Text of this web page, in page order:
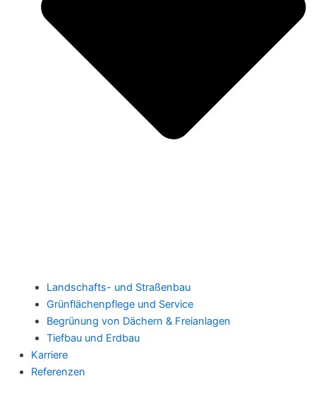
Landschafts- und Straßenbau
Grünflächenpflege und Service
Begrünung von Dächern & Freianlagen
Tiefbau und Erdbau
Karriere
Referenzen